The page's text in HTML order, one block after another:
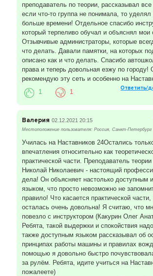
преподаватель по теории, рассказывал
если что-то группа не понимала, то уделял
больше времени! Отдельное спасибо
который терпеливо обучал и объяснял мои
Отзывчивые администраторы, которые
что делать. Давали памятки, на которых
описано как и что делать. Спасибо
права и теперь довольная езжу по городу!
рекомендую эту сеть и особенно на
Ответить/
1 1
Валерия 02.12.2021 20:15
Местоположение пользователя: Россия, Санкт-Петербург
Училась на Наставников 24Остались
впечатления относительно как
практической части. Преподаватель
Николай Николаевич - настоящий
дела! Он объясняет настолько доступным
языком, что просто невозможно не
правило! Что касается практической
осталась очень довольна! Я считаю, что
повезло с инструктором (Какурин Олег
Ребята, такой выдержки и спокойствия
также доступным языком рассказывал об
принципах работы машины и правилах
помощью я довольно быстро
за рулём. Ребята, идите учиться на
пожалеете)